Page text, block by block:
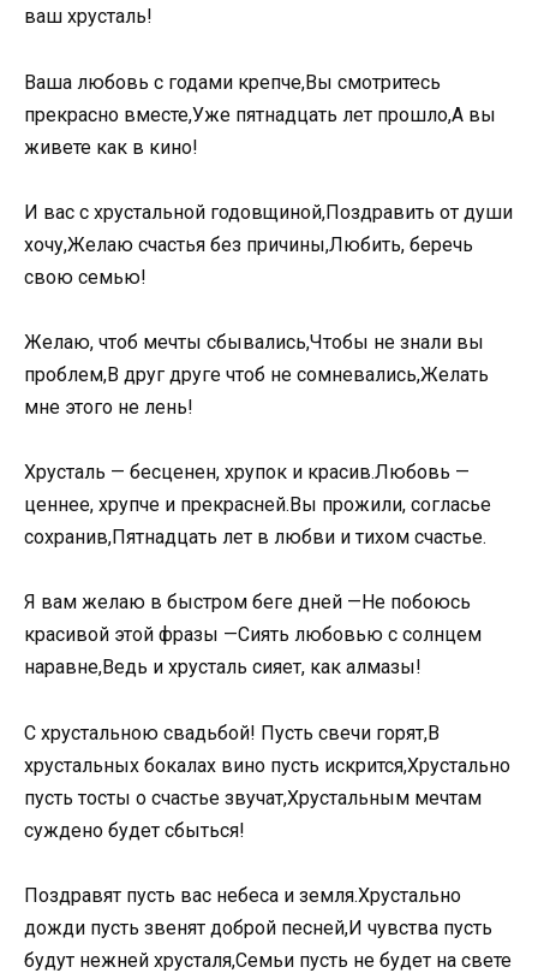
ваш хрусталь!
Ваша любовь с годами крепче,Вы смотритесь
прекрасно вместе,Уже пятнадцать лет прошло,А вы
живете как в кино!
И вас с хрустальной годовщиной,Поздравить от души
хочу,Желаю счастья без причины,Любить, беречь
свою семью!
Желаю, чтоб мечты сбывались,Чтобы не знали вы
проблем,В друг друге чтоб не сомневались,Желать
мне этого не лень!
Хрусталь — бесценен, хрупок и красив.Любовь —
ценнее, хрупче и прекрасней.Вы прожили, согласье
сохранив,Пятнадцать лет в любви и тихом счастье.
Я вам желаю в быстром беге дней —Не побоюсь
красивой этой фразы —Сиять любовью с солнцем
наравне,Ведь и хрусталь сияет, как алмазы!
С хрустальною свадьбой! Пусть свечи горят,В
хрустальных бокалах вино пусть искрится,Хрустально
пусть тосты о счастье звучат,Хрустальным мечтам
суждено будет сбыться!
Поздравят пусть вас небеса и земля.Хрустально
дожди пусть звенят доброй песней,И чувства пусть
будут нежней хрусталя,Семьи пусть не будет на свете